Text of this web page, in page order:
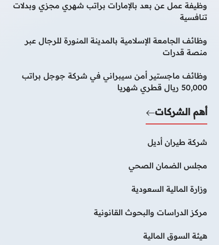
وظيفة عمل عن بعد بالإمارات براتب شهري مجزي وبدلات
تنافسية
وظائف الجامعة الإسلامية بالمدينة المنورة للرجال عبر
منصة قدرات
وظائف ماجستير أمن سيبراني في شركة جوجل براتب
50,000 ريال قطري شهريا
أهم الشركات
شركة طيران أديل
مجلس الضمان الصحي
وزارة المالية السعودية
مركز الدراسات والبحوث القانونية
هيئة السوق المالية